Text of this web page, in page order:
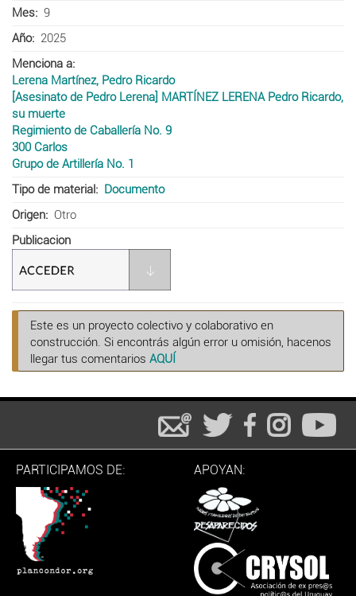
Mes
9
Año
2025
Menciona a
Lerena Martínez, Pedro Ricardo
[Asesinato de Pedro Lerena] MARTÍNEZ LERENA Pedro Ricardo,
su muerte
Regimiento de Caballería No. 9
300 Carlos
Grupo de Artillería No. 1
Tipo de material
Documento
Origen
Otro
Publicacion
Este es un proyecto colectivo y colaborativo en
construcción. Si encontrás algún error u omisión, hacenos
llegar tus comentarios AQUÍ
PARTICIPAMOS DE: APOYAN: